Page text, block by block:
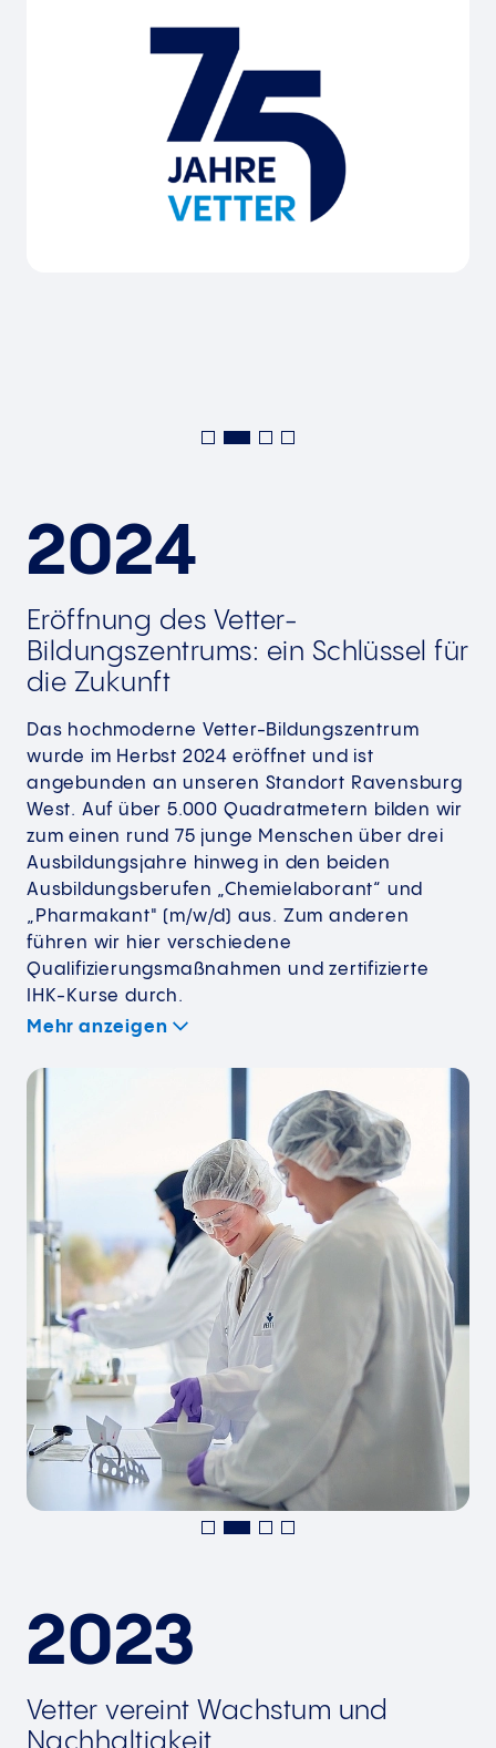
Eröffnung des Vetter-
Bildungszentrums: ein Schlüssel für
die Zukunft
Das hochmoderne Vetter-Bildungszentrum
wurde im Herbst 2024 eröffnet und ist
angebunden an unseren Standort Ravensburg
West. Auf über 5.000 Quadratmetern bilden wir
zum einen rund 75 junge Menschen über drei
Ausbildungsjahre hinweg in den beiden
Ausbildungsberufen „Chemielaborant“ und
„Pharmakant" (m/w/d) aus. Zum anderen
führen wir hier verschiedene
Qualifizierungsmaßnahmen und zertifizierte
IHK-Kurse durch.
Mehr anzeigen
2024
Vetter vereint Wachstum und
2023